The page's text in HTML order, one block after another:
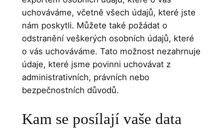
uchováváme, včetně všech údajů, které jste
nám poskytli. Můžete také požádat o
odstranění veškerých osobních údajů, které
o vás uchováváme. Tato možnost nezahrnuje
údaje, které jsme povinni uchovávat z
administrativních, právních nebo
bezpečnostních důvodů.
Kam se posílají vaše data